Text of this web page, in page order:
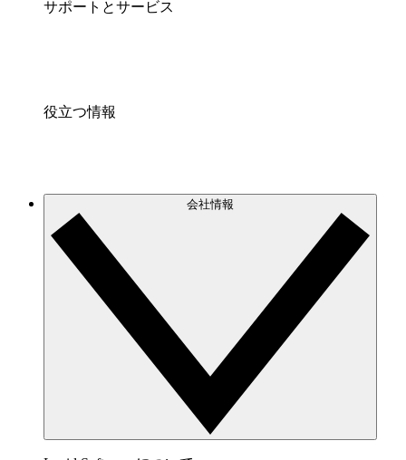
サポートとサービス
役立つ情報
会社情報